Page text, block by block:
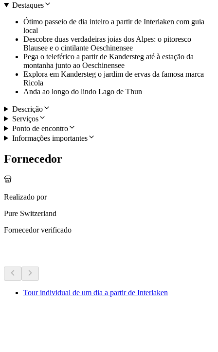
Destaques
Ótimo passeio de dia inteiro a partir de Interlaken com guia
local
Descobre duas verdadeiras joias dos Alpes: o pitoresco
Blausee e o cintilante Oeschinensee
Pega o teleférico a partir de Kandersteg até à estação da
montanha junto ao Oeschinensee
Explora em Kandersteg o jardim de ervas da famosa marca
Ricola
Anda ao longo do lindo Lago de Thun
Descrição
Serviços
Ponto de encontro
Informações importantes
Fornecedor
Realizado por
Pure Switzerland
Fornecedor verificado
Tour individual de um dia a partir de Interlaken